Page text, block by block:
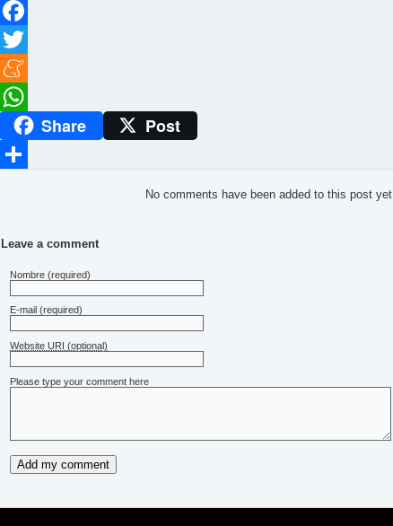
Facebook
Twitter
Meneame
WhatsAppShare Post
No comments have been added to this post yet.
Leave a comment
Nombre (required)
E-mail (required)
Website URI (optional)
Please type your comment here